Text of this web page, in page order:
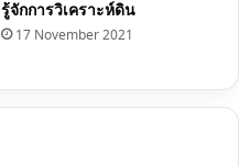
รู้จักการวิเคราะห์ดิน
17 November 2021